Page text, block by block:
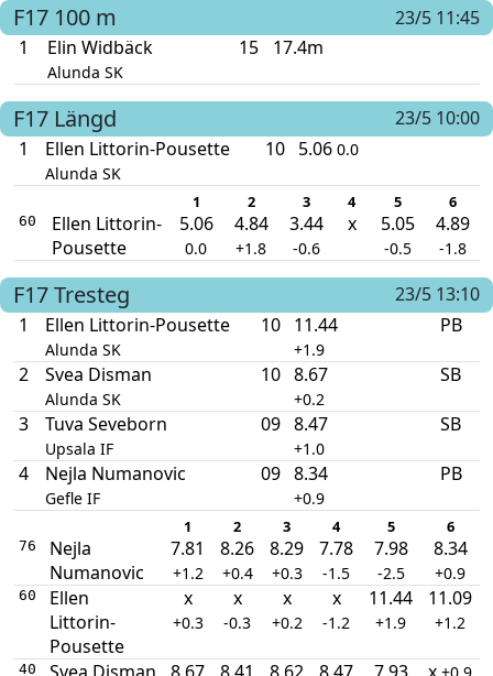
F17 100 m
23/5 11:45
1
Elin Widbäck
Alunda SK
15 17.4m
F17 Längd
23/5 10:00
1
Ellen Littorin-Pousette
Alunda SK
10 5.06 0.0
1 2 3 4 5 6
60
Ellen Littorin-
Pousette
5.06
0.0
4.84
+1.8
3.44
-0.6
x 5.05
-0.5
4.89
-1.8
F17Tresteg
23/5 13:10
1
Ellen Littorin-Pousette
Alunda SK
10 11.44
+1.9
PB
2 Svea Disman
Alunda SK
10 8.67
+0.2
SB
3 Tuva Seveborn
Upsala IF
09 8.47
+1.0
SB
4 Nejla Numanovic
Gefle IF
09 8.34
+0.9
PB
1 2 3 4 5 6
76
Nejla
Numanovic
7.81
+1.2
8.26
+0.4
8.29
+0.3
7.78
-1.5
7.98
-2.5
8.34
+0.9
60
Ellen
Littorin-
Pousette
x
+0.3
x
-0.3
x
+0.2
x
-1.2
11.44
+1.9
11.09
+1.2
40